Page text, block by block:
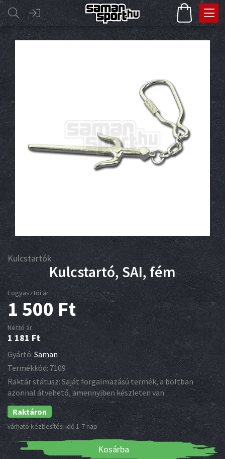
Kulcstartók
Kulcstartó, SAI, fém
Fogyasztói ár
1 500Ft
Nettó ár
1 181Ft
Gyártó: Saman
Termékkód: 7109
Raktár státusz: Saját forgalmazású termék, a boltban
azonnal átvehető, amennyiben készleten van
Raktáron
várható kézbesítési idő 1-7 nap
Kosárba